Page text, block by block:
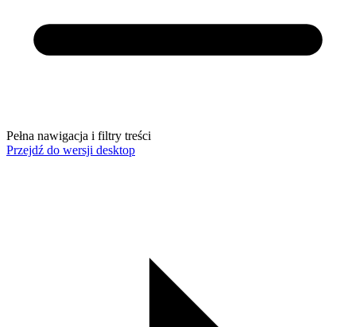
Pełna nawigacja i filtry treści
Przejdź do wersji desktop